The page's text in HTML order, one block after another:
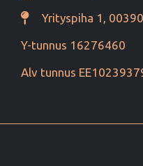
Yrityspiha 1,
Y-tunnus 16276460
Alv tunnus